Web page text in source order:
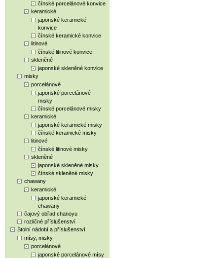
čínské porcelánové konvice
keramické
japonské keramické
konvice
čínské keramické konvice
litinové
čínské litinové konvice
skleněné
japonské skleněné konvice
misky
porcelánové
japonské porcelánové
misky
čínské porcelánové misky
keramické
japonské keramické misky
čínské keramické misky
litinové
čínské litinové misky
skleněné
japonské skleněné misky
čínské skleněné misky
chawany
keramické
japonské keramické
chawany
čajový obřad chanoyu
rozličné příslušenství
Stolní nádobí a příslušenství
mísy, misky
porcelánové
japonské porcelánové mísy